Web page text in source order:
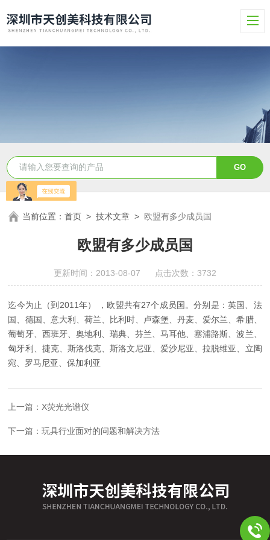
当前位置：首页 >技术文章 > 欧盟有多少成员国
欧盟有多少成员国
更新时间：2013-08-07 点击次数：3732
迄今为止（到2011年） ，欧盟共有27个成员国。分别是：英国、法
国、德国、意大利、荷兰、比利时、卢森堡、丹麦、爱尔兰、希腊、
葡萄牙、西班牙、奥地利、瑞典、芬兰、马耳他、塞浦路斯、波兰、
匈牙利、捷克、斯洛伐克、斯洛文尼亚、爱沙尼亚、拉脱维亚、立陶
宛、罗马尼亚、保加利亚
上一篇： X荧光光谱仪
下一篇：玩具行业面对的问题和解决方法